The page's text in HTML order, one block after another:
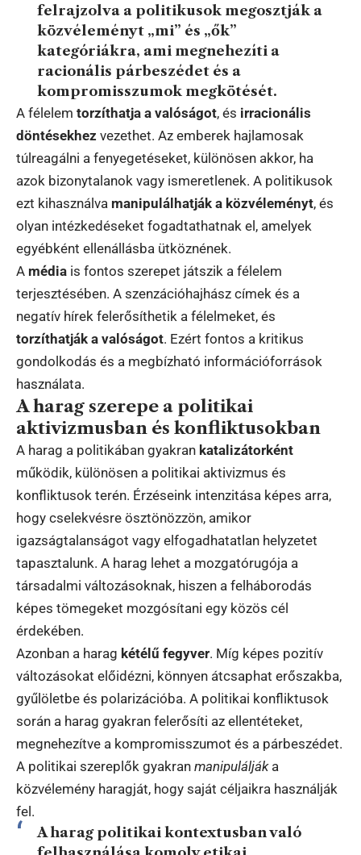
felrajzolva a politikusok megosztják a
közvéleményt„mi” és „ők”
kategóriákra, ami megnehezíti a
racionális párbeszédet és a
kompromisszumok megkötését.
A félelem torzíthatja a valóságot, és irracionális
döntésekhez vezethet. Az emberek hajlamosak
túlreagálni a fenyegetéseket, különösen akkor, ha
azok bizonytalanok vagy ismeretlenek. A politikusok
ezt kihasználva manipulálhatják a közvéleményt, és
olyan intézkedéseket fogadtathatnak el, amelyek
egyébként ellenállásba ütköznének.
A média is fontos szerepet játszik a félelem
terjesztésében. A szenzációhajhász címek és a
negatív hírek felerősíthetik a félelmeket, és
torzíthatják a valóságot. Ezért fontos a kritikus
gondolkodás és a megbízható információforrások
használata.
A harag szerepe a politikai
aktivizmusban és konfliktusokban
A harag a politikában gyakran katalizátorként
működik, különösen a politikai aktivizmus és
konfliktusok terén. Érzéseink intenzitása képes arra,
hogy cselekvésre ösztönözzön, amikor
igazságtalanságot vagy elfogadhatatlan helyzetet
tapasztalunk. A harag lehet a mozgatórugója a
társadalmi változásoknak, hiszen a felháborodás
képes tömegeket mozgósítani egy közös cél
érdekében.
Azonban a harag kétélű fegyver. Míg képes pozitív
változásokat előidézni, könnyen átcsaphat erőszakba,
gyűlöletbe és polarizációba. A politikai konfliktusok
során a harag gyakran felerősíti az ellentéteket,
megnehezítve a kompromisszumot és a párbeszédet.
A politikai szereplők gyakran manipuláljáka
közvélemény haragját, hogy saját céljaikra használják
fel.
A harag politikai kontextusban való